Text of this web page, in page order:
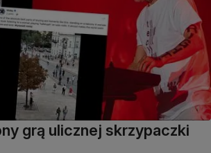
grą ulicznej skrzypaczki